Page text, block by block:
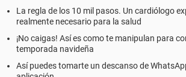
La regla de los 10 mil pasos. Un cardiólogo
realmente necesario para la salud
¡No caigas! Así es como te manipulan para
temporada navideña
Así puedes tomarte un descanso de